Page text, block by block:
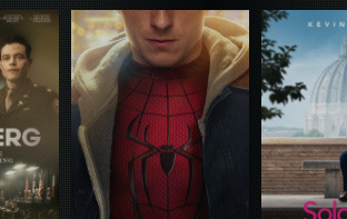
Details,Play